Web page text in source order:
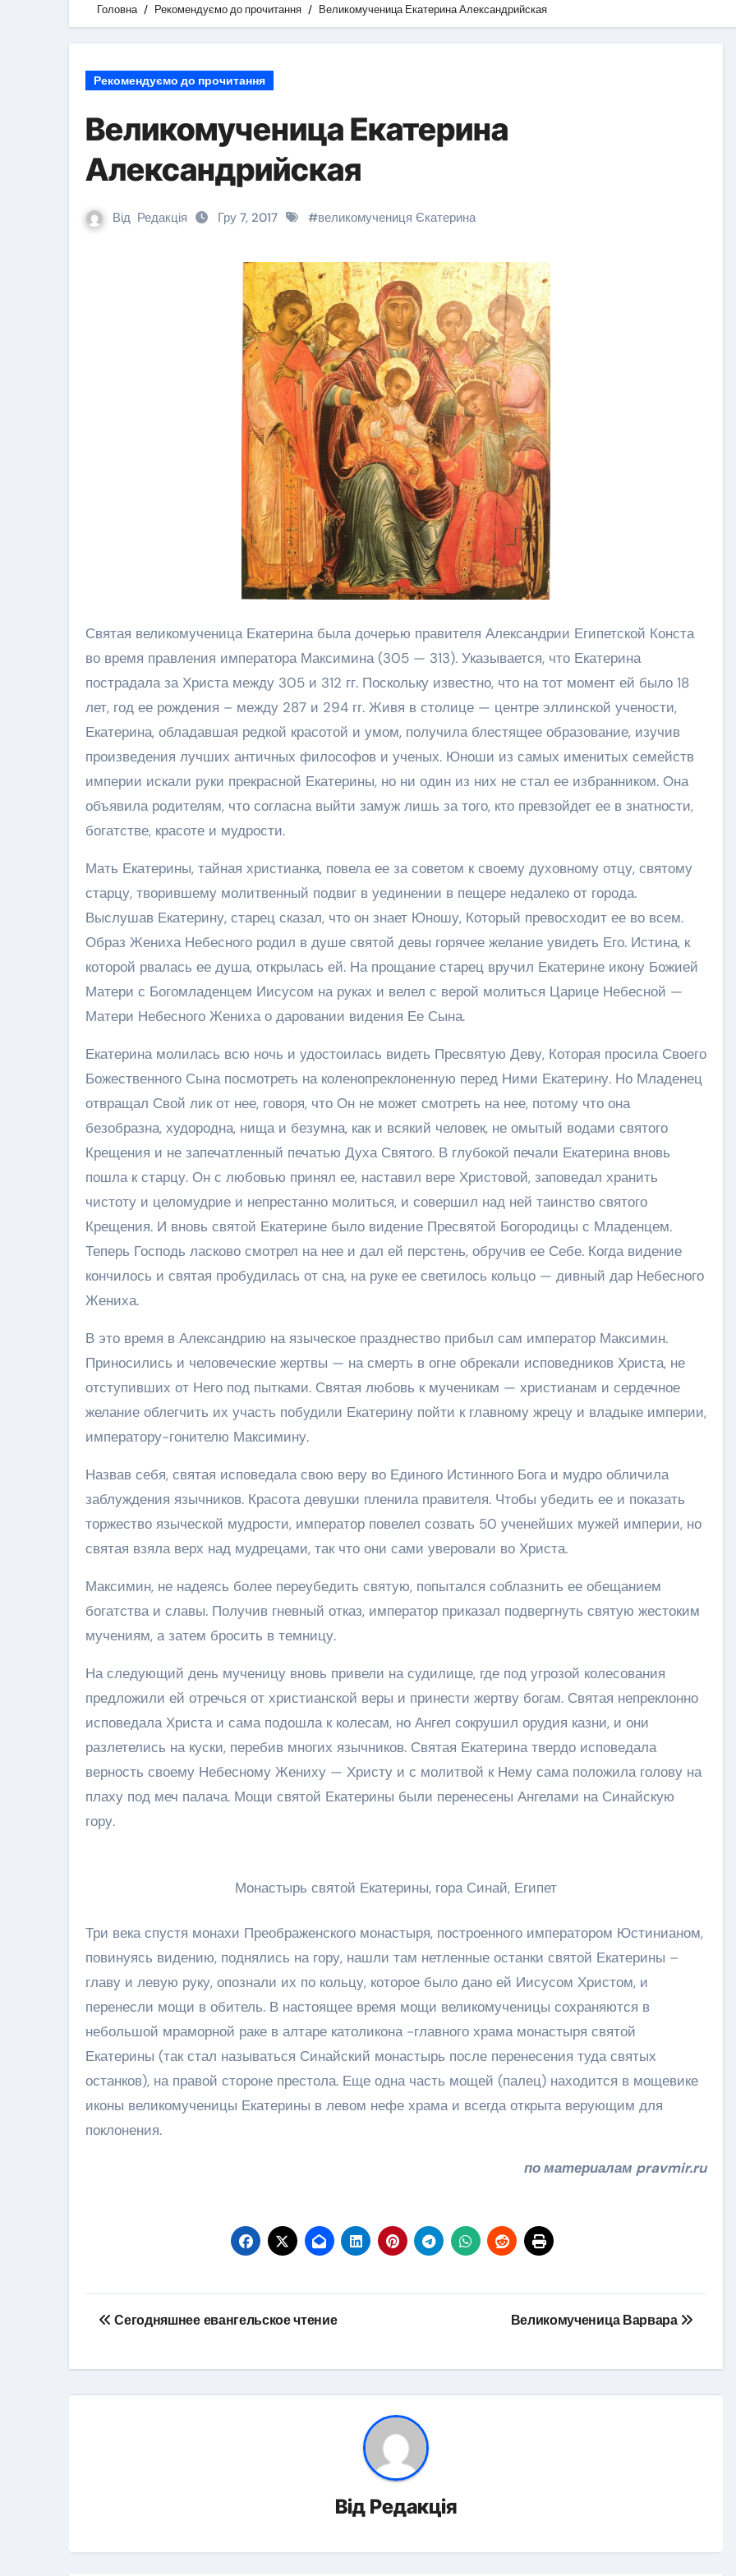
Головна Рекомендуємо до прочитання Великомученица Екатерина Александрийская
Рекомендуємо до прочитання
Великомученица Екатерина
Александрийская
Від Редакція Гру 7, 2017 #великомучениця Єкатерина
Святая великомученица Екатерина была дочерью правителя Александрии Египетской Конста
во время правления императора Максимина (305 — 313). Указывается, что Екатерина
пострадала за Христа между 305 и 312 гг. Поскольку известно, что на тот момент ей было 18
лет, год ее рождения – между 287 и 294 гг. Живя в столице — центре эллинской учености,
Екатерина, обладавшая редкой красотой и умом, получила блестящее образование, изучив
произведения лучших античных философов и ученых. Юноши из самых именитых семейств
империи искали руки прекрасной Екатерины, но ни один из них не стал ее избранником. Она
объявила родителям, что согласна выйти замуж лишь за того, кто превзойдет ее в знатности,
богатстве, красоте и мудрости.
Мать Екатерины, тайная христианка, повела ее за советом к своему духовному отцу, святому
старцу, творившему молитвенный подвиг в уединении в пещере недалеко от города.
Выслушав Екатерину, старец сказал, что он знает Юношу, Который превосходит ее во всем.
Образ Жениха Небесного родил в душе святой девы горячее желание увидеть Его. Истина, к
которой рвалась ее душа, открылась ей. На прощание старец вручил Екатерине икону Божией
Матери с Богомладенцем Иисусом на руках и велел с верой молиться Царице Небесной —
Матери Небесного Жениха о даровании видения Ее Сына.
Екатерина молилась всю ночь и удостоилась видеть Пресвятую Деву, Которая просила Своего
Божественного Сына посмотреть на коленопреклоненную перед Ними Екатерину. Но Младенец
отвращал Свой лик от нее, говоря, что Он не может смотреть на нее, потому что она
безобразна, худородна, нища и безумна, как и всякий человек, не омытый водами святого
Крещения и не запечатленный печатью Духа Святого. В глубокой печали Екатерина вновь
пошла к старцу. Он с любовью принял ее, наставил вере Христовой, заповедал хранить
чистоту и целомудрие и непрестанно молиться, и совершил над ней таинство святого
Крещения. И вновь святой Екатерине было видение Пресвятой Богородицы с Младенцем.
Теперь Господь ласково смотрел на нее и дал ей перстень, обручив ее Себе. Когда видение
кончилось и святая пробудилась от сна, на руке ее светилось кольцо — дивный дар Небесного
Жениха.
В это время в Александрию на языческое празднество прибыл сам император Максимин.
Приносились и человеческие жертвы — на смерть в огне обрекали исповедников Христа, не
отступивших от Него под пытками. Святая любовь к мученикам — христианам и сердечное
желание облегчить их участь побудили Екатерину пойти к главному жрецу и владыке империи,
императору-гонителю Максимину.
Назвав себя, святая исповедала свою веру во Единого Истинного Бога и мудро обличила
заблуждения язычников. Красота девушки пленила правителя. Чтобы убедить ее и показать
торжество языческой мудрости, император повелел созвать 50 ученейших мужей империи, но
святая взяла верх над мудрецами, так что они сами уверовали во Христа.
Максимин, не надеясь более переубедить святую, попытался соблазнить ее обещанием
богатства и славы. Получив гневный отказ, император приказал подвергнуть святую жестоким
мучениям, а затем бросить в темницу.
На следующий день мученицу вновь привели на судилище, где под угрозой колесования
предложили ей отречься от христианской веры и принести жертву богам. Святая непреклонно
исповедала Христа и сама подошла к колесам, но Ангел сокрушил орудия казни, и они
разлетелись на куски, перебив многих язычников. Святая Екатерина твердо исповедала
верность своему Небесному Жениху — Христу и с молитвой к Нему сама положила голову на
плаху под меч палача. Мощи святой Екатерины были перенесены Ангелами на Синайскую
гору.
Монастырь святой Екатерины, гора Синай, Египет
Три века спустя монахи Преображенского монастыря, построенного императором Юстинианом,
повинуясь видению, поднялись на гору, нашли там нетленные останки святой Екатерины –
главу и левую руку, опознали их по кольцу, которое было дано ей Иисусом Христом, и
перенесли мощи в обитель. В настоящее время мощи великомученицы сохраняются в
небольшой мраморной раке в алтаре католикона -главного храма монастыря святой
Екатерины (так стал называться Синайский монастырь после перенесения туда святых
останков), на правой стороне престола. Еще одна часть мощей (палец) находится в мощевике
иконы великомученицы Екатерины в левом нефе храма и всегда открыта верующим для
поклонения.
по материалам pravmir.ru
Навігація
Сегодняшнее евангельское чтение Великомученица Варвара
Від Редакція